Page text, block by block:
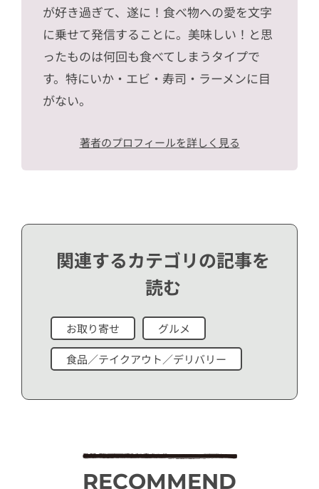
が好き過ぎて、遂に！食べ物への愛を文字
に乗せて発信することに。美味しい！と思
ったものは何回も食べてしまうタイプで
す。特にいか・エビ・寿司・ラーメンに目
がない。
著者のプロフィールを詳しく見る
関連するカテゴリの記事を
読む
お取り寄せ グルメ
食品／テイクアウト／デリバリー
RECOMMEND